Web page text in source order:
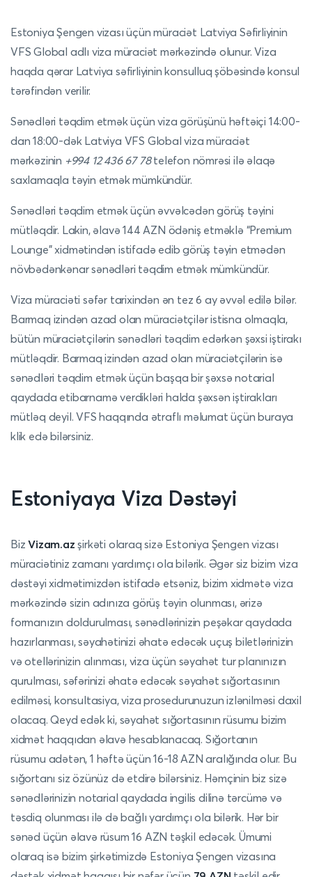
Estoniya Şengen vizası üçün müraciət Latviya Səfirliyinin
VFS Global adlı viza müraciət mərkəzində olunur. Viza
haqda qərar Latviya səfirliyinin konsulluq şöbəsində konsul
tərəfindən verilir.
Sənədləri təqdim etmək üçün viza görüşünü həftəiçi 14:00-
dan 18:00-dək Latviya VFS Global viza müraciət
mərkəzinin +994 12 436 67 78telefon nömrəsi ilə əlaqə
saxlamaqla təyin etmək mümkündür.
Sənədləri təqdim etmək üçün əvvəlcədən görüş təyini
mütləqdir. Lakin, əlavə 144 AZN ödəniş etməklə “Premium
Lounge” xidmətindən istifadə edib görüş təyin etmədən
növbədənkənar sənədləri təqdim etmək mümkündür.
Viza müraciəti səfər tarixindən ən tez 6 ay əvvəl edilə bilər.
Barmaq izindən azad olan müraciətçilər istisna olmaqla,
bütün müraciətçilərin sənədləri təqdim edərkən şəxsi iştirakı
mütləqdir. Barmaq izindən azad olan müraciətçilərin isə
sənədləri təqdim etmək üçün başqa bir şəxsə notarial
qaydada etibarnamə verdikləri halda şəxsən iştirakları
mütləq deyil.VFS haqqında ətraflı məlumat üçün buraya
klik edə bilərsiniz.
Estoniyaya Viza Dəstəyi
BizVizam.az şirkəti olaraq sizə Estoniya Şengen vizası
müraciətiniz zamanı yardımçı ola bilərik. Əgər siz bizim viza
dəstəyi xidmətimizdən istifadə etsəniz, bizim xidmətə viza
mərkəzində sizin adınıza görüş təyin olunması, ərizə
formanızın doldurulması, sənədlərinizin peşəkar qaydada
hazırlanması, səyahətinizi əhatə edəcək uçuş biletlərinizin
və otellərinizin alınması, viza üçün səyahət tur planınızın
qurulması, səfərinizi əhatə edəcək səyahət sığortasının
edilməsi, konsultasiya, viza prosedurunuzun izlənilməsi daxil
olacaq. Qeyd edək ki, səyahət sığortasının rüsumu bizim
xidmət haqqıdan əlavə hesablanacaq. Sığortanın
rüsumu adətən, 1 həftə üçün 16-18 AZN aralığında olur. Bu
sığortanı siz özünüz də etdirə bilərsiniz. Həmçinin biz sizə
sənədlərinizin notarial qaydada ingilis dilinə tərcümə və
təsdiq olunması ilə də bağlı yardımçı ola bilərik. Hər bir
sənəd üçün əlavə rüsum 16 AZN təşkil edəcək. Ümumi
olaraq isə bizim şirkətimizdə Estoniya Şengen vizasına